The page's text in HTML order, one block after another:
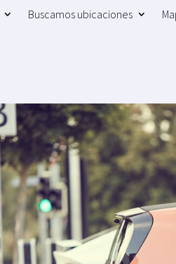
Buscamos ubicaciones